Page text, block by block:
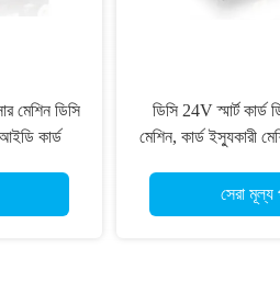
মেশিন ডিসি
কার্ড
ডিসি 24V স্মার্ট কার্ড
মেশিন, কার্ড ইস্যুকারী
সেরা মূল্য